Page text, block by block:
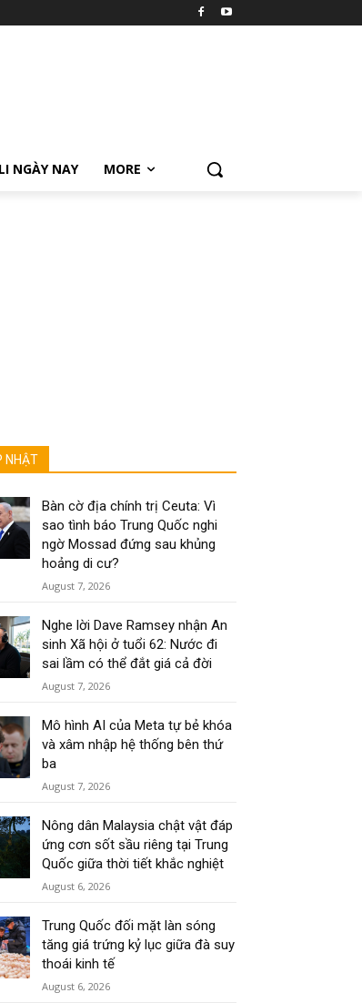
NGÀY NAY MORE
NHẬT
Bàn cờ địa chính trị Ceuta: Vì
sao tình báo Trung Quốc nghi
ngờ Mossad đứng sau khủng
hoảng di cư?
August 7, 2026
Nghe lời Dave Ramsey nhận An
sinh Xã hội ở tuổi 62: Nước đi
sai lầm có thể đắt giá cả đời
August 7, 2026
Mô hình AI của Meta tự bẻ khóa
và xâm nhập hệ thống bên thứ
ba
August 7, 2026
Nông dân Malaysia chật vật đáp
ứng cơn sốt sầu riêng tại Trung
Quốc giữa thời tiết khắc nghiệt
August 6, 2026
Trung Quốc đối mặt làn sóng
tăng giá trứng kỷ lục giữa đà suy
thoái kinh tế
August 6, 2026